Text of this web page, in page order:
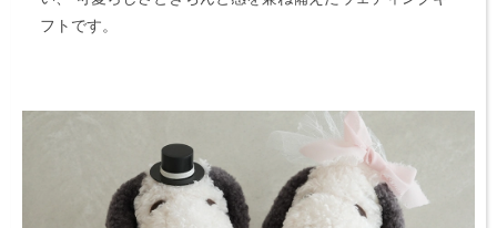
フトです。